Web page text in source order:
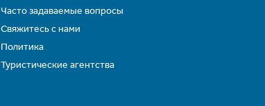
Часто задаваемые вопросы
Свяжитесь с нами
Политика
Туристические агентства